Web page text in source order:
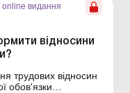
online видання
відносини
трудових відносин
обов'язки